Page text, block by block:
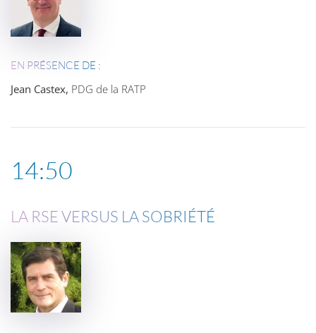
EN PRÉSENCE DE :
Jean Castex, PDG de la RATP
14:50
LA RSE VERSUS LA SOBRIÉTÉ